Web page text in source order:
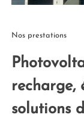
Nos prestations
recharge,
solutions